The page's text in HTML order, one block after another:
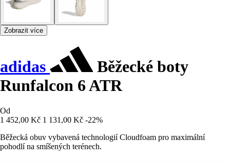
Zobrazit více
adidas
Běžecké boty
Runfalcon 6 ATR
Od
1 452,00 Kč 1 131,00 Kč -22%
Běžecká obuv vybavená technologií Cloudfoam pro maximální
pohodlí na smíšených terénech.